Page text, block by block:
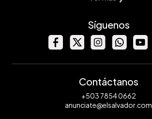
Síguenos
Contáctanos
+503 7854 0662
anunciate@elsalvador.com